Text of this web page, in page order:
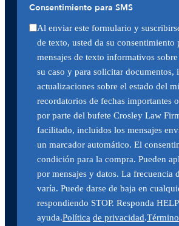
Consentimiento para SMS
Al enviar este formulario y
de texto, usted da su consentimiento
mensajes de texto informativos
su caso y para solicitar documentos,
actualizaciones sobre el estado del
recordatorios de fechas importantes
por parte del bufete Crosley Law
facilitado, incluidos los mensajes
un marcador automático. El
condición para la compra. Pueden
por mensajes y datos. La frecuencia
varía. Puede darse de baja en
respondiendo STOP. Responda
ayuda.Política de privacidad.